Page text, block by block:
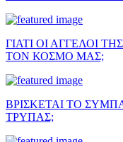
ΓΙΑΤΙ ΟΙ ΑΓΓΕΛΟΙ
ΤΟΝ ΚΟΣΜΟ ΜΑΣ;
ΒΡΙΣΚΕΤΑΙ ΤΟ
ΤΡΥΠΑΣ;